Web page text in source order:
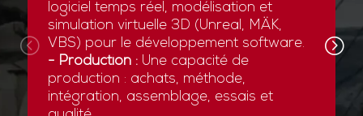
logiciel temps réel, modélisation et
simulation virtuelle 3D (Unreal, MÄK,
VBS) pour le développement software.
- Production :Une capacité de
production : achats, méthode,
intégration, assemblage, essais et